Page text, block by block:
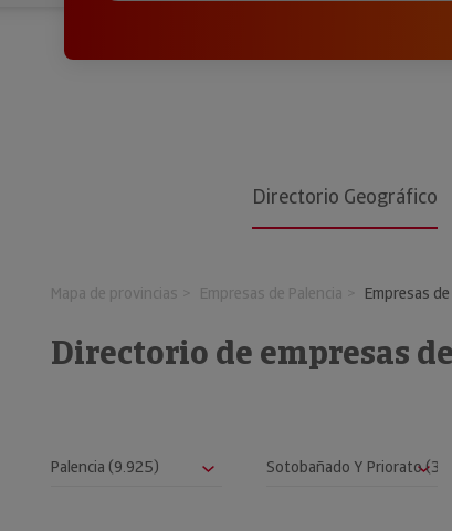
Directorio Geográfico
Mapa de provincias Empresas de Palencia Empresas
Directorio de empresas